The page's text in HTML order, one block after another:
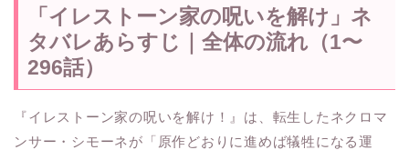
「イレストーン家の呪いを解け」ネ
タバレあらすじ｜全体の流れ（1〜
296話）
『イレストーン家の呪いを解け！』は、転生したネクロマ
ンサー・シモーネが「原作どおりに進めば犠牲になる運